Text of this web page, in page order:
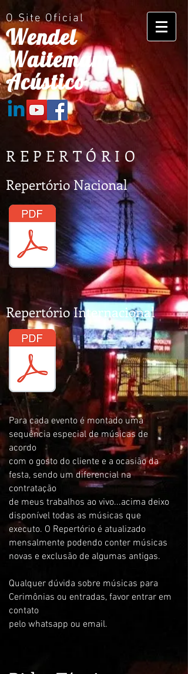
O Site Oficial
Wendel
Waitemann
Acústico
REPERTÓRIO
Repertório Nacional
Repertório Internacional
Para cada evento é montado uma
sequência especial de músicas de
acordo
com o gosto do cliente e a ocasião da
festa, sendo um diferencial na
contratação
de meus trabalhos ao vivo...acima deixo
disponível todas as músicas que
executo. O Repertório é atualizado
mensalmente podendo conter músicas
novas e exclusão de algumas antigas.
Qualquer dúvida sobre músicas para
Cerimônias ou entradas, favor entrar em
contato
pelo whatsapp ou email.